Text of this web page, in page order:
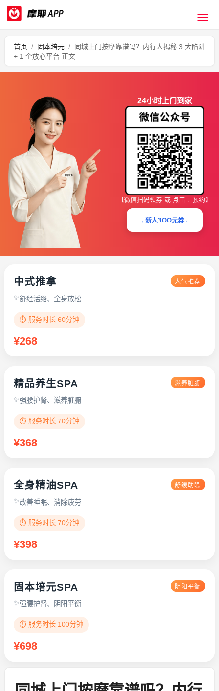
首页 / 固本培元 /
同城上门按摩靠谱吗？内行人揭秘 3 大陷阱
+ 1 个放心平台 正文
24小时上门到家
【微信扫码领券 或 点击 ↓ 预约】
→新人3OO元券←
中式推拿 人气推荐
舒经活络、全身放松
⏱️ 服务时长 60分钟
¥268
精品养生SPA 滋养脏腑
强腰护肾、滋养脏腑
⏱️ 服务时长 70分钟
¥368
全身精油SPA 舒缓助眠
改善睡眠、消除疲劳
⏱️ 服务时长 70分钟
¥398
固本培元SPA 阴阳平衡
强腰护肾、阴阳平衡
⏱️ 服务时长 100分钟
¥698